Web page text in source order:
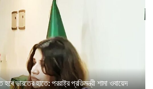
হবে ভারতের হাতে: পররাষ্ট্র প্রতিমন্ত্রী শামা ওবায়েদ